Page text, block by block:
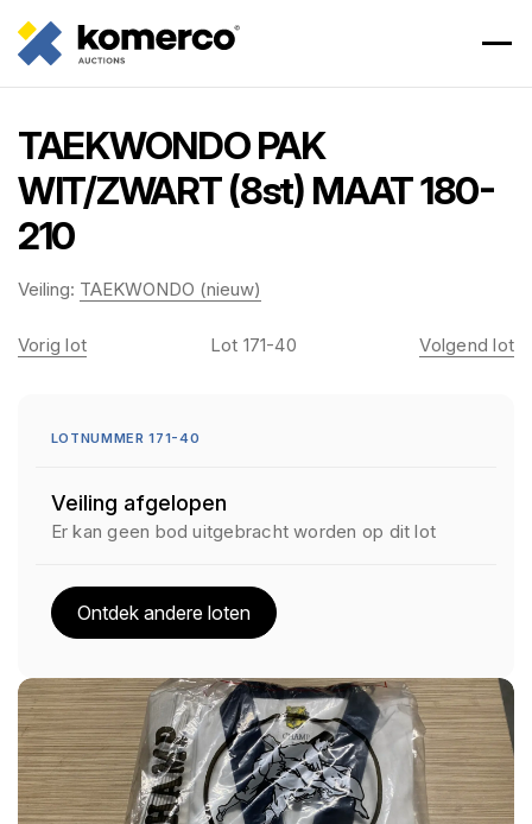
TAEKWONDO PAK
WIT/ZWART (8st) MAAT 180-
210
Veiling: TAEKWONDO (nieuw)
Vorig lot Lot 171-40 Volgend lot
LOTNUMMER 171-40
Veiling afgelopen
Er kan geen bod uitgebracht worden op dit lot
Ontdek andere loten